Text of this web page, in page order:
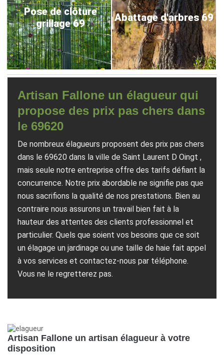
Pose de clôture
grillage 69
Abattage d'arbres 69
Artisan Fallone un élagueur qui
propose des prix pas chers dans
le 69620
De nombreux élagueurs proposent des prix pas chers
dans le 69620 dans la ville de Saint Laurent D Oingt ,
mais seule notre entreprise offre des tarifs défiant la
concurrence. Notre prix abordable ne signifie pas que
nous sacrifions la qualité de nos prestations. Bien au
contraire nous assurons un travail bien fait à la
hauteur des attentes des clients professionnel et
particulier. Quels que soient vos besoins que ce soit
un élagage un jardinage ou une taille de haie fait appel
à vos services et contactez-nous par téléphone.
Vous ne le regretterez pas.
Artisan Fallone un artisan élagueur à votre
disposition